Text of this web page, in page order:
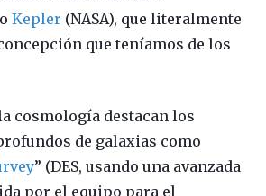
Kepler (NASA), que literalmente
que teníamos de los
cosmología destacan los
de galaxias como
” (DES, usando una avanzada
por el equipo para el